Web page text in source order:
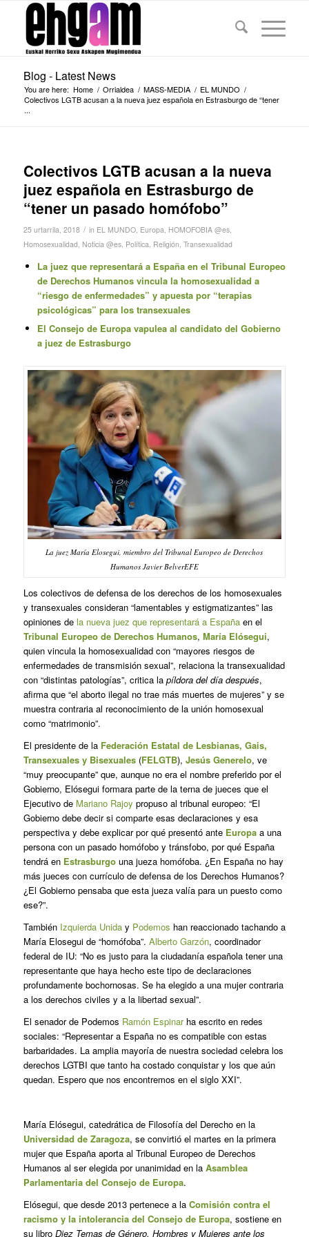
Blog - Latest News
You are here: Home / Orrialdea / MASS-MEDIA / EL MUNDO /
Colectivos LGTB acusan a la nueva juez española en Estrasburgo de “tener
...
Colectivos LGTB acusan a la nueva
juez española en Estrasburgo de
“tener un pasado homófobo”
25 urtarrila, 2018 / in EL MUNDO, Europa, HOMOFOBIA @es,
Homosexualidad, Noticia @es, Política, Religión, Transexualidad
La juez que representará a España en el Tribunal Europeo
de Derechos Humanos vincula la homosexualidad a
“riesgo de enfermedades” y apuesta por “terapias
psicológicas” para los transexuales
El Consejo de Europa vapulea al candidato del Gobierno
a juez de Estrasburgo
La juez María Elosegui, miembro del Tribunal Europeo de Derechos
Humanos Javier BelverEFE
Los colectivos de defensa de los derechos de los homosexuales
y transexuales consideran “lamentables y estigmatizantes” las
opiniones de la nueva juez que representará a Españaen el
Tribunal Europeo de Derechos Humanos, María Elósegui,
quien vincula la homosexualidad con “mayores riesgos de
enfermedades de transmisión sexual”, relaciona la transexualidad
con “distintas patologías”, critica la píldora del día después,
afirma que “el aborto ilegal no trae más muertes de mujeres” y se
muestra contraria al reconocimiento de la unión homosexual
como “matrimonio”.
El presidente de la Federación Estatal de Lesbianas, Gais,
Transexuales y Bisexuales (FELGTB), Jesús Generelo, ve
“muy preocupante” que, aunque no era el nombre preferido por el
Gobierno, Elósegui formara parte de la terna de jueces que el
Ejecutivo de Mariano Rajoy propuso al tribunal europeo: “El
Gobierno debe decir si comparte esas declaraciones y esa
perspectiva y debe explicar por qué presentó ante Europaa una
persona con un pasado homófobo y tránsfobo, por qué España
tendrá en Estrasburgouna jueza homófoba. ¿En España no hay
más jueces con currículo de defensa de los Derechos Humanos?
¿El Gobierno pensaba que esta jueza valía para un puesto como
ese?”.
También Izquierda Uniday Podemos han reaccionado tachando a
María Elosegui de “homófoba”. Alberto Garzón, coordinador
federal de IU: “No es justo para la ciudadanía española tener una
representante que haya hecho este tipo de declaraciones
profundamente bochornosas. Se ha elegido a una mujer contraria
a los derechos civiles y a la libertad sexual”.
El senador de Podemos Ramón Espinarha escrito en redes
sociales: “Representar a España no es compatible con estas
barbaridades. La amplia mayoría de nuestra sociedad celebra los
derechos LGTBI que tanto ha costado conquistar y los que aún
quedan. Espero que nos encontremos en el siglo XXI”.
María Elósegui, catedrática de Filosofía del Derecho en la
Universidad de Zaragoza, se convirtió el martes en la primera
mujer que España aporta al Tribunal Europeo de Derechos
Humanos al ser elegida por unanimidad en la Asamblea
Parlamentaria del Consejo de Europa.
Elósegui, que desde 2013 pertenece a la Comisión contra el
racismo y la intolerancia del Consejo de Europa, sostiene en
su libro Diez Temas de Género, Hombres y Mujeres ante los